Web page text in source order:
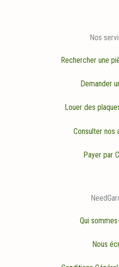
Nos
Rechercher une
Demander
Louer des
Consulter nos
Payer par
Qui
Nous